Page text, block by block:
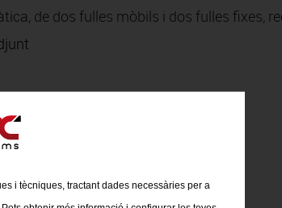
de dos fulles mòbils i dos fulles fixes,
i tècniques, tractant dades necessàries per a